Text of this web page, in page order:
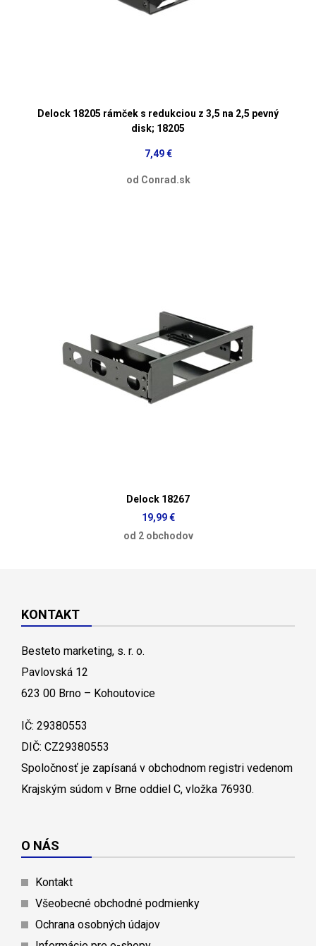
Delock 18205 rámček s redukciou z 3,5 na 2,5 pevný
disk; 18205
7,49 €
od Conrad.sk
Delock 18267
19,99 €
od 2 obchodov
KONTAKT
Besteto marketing, s. r. o.
Pavlovská 12
623 00 Brno – Kohoutovice
IČ: 29380553
DIČ: CZ29380553
Spoločnosť je zapísaná v obchodnom registri vedenom
Krajským súdom v Brne oddiel C, vložka 76930.
O NÁS
Kontakt
Všeobecné obchodné podmienky
Ochrana osobných údajov